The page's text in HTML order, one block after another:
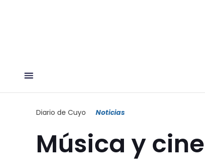
Diario de Cuyo Noticias
Música y cine